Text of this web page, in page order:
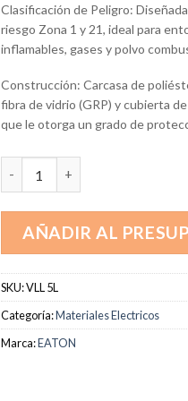
Clasificación de Peligro:
riesgo Zona 1 y 21, ideal para
inflamables, gases y polvo
Construcción: Carcasa de
fibra de vidrio (GRP) y cubierta
que le otorga un grado de
AÑADIR AL
SKU:VLL 5L
Categoría:Materiales Electricos
Marca:EATON